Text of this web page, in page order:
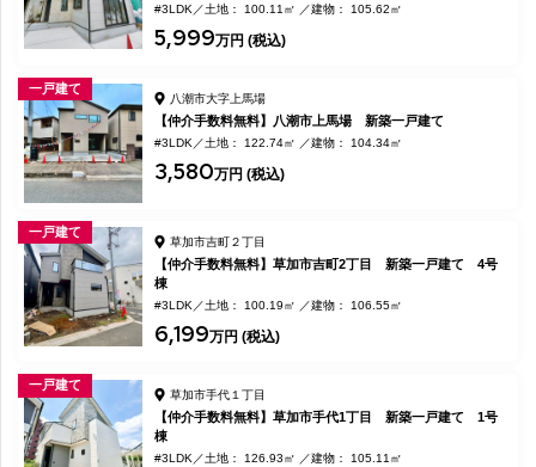
#3LDK 土地： 100.11㎡ 建物： 105.62㎡
5,999万円 (税込)
一戸建て
八潮市大字上馬場
【仲介手数料無料】八潮市上馬場 新築一戸建て
#3LDK 土地： 122.74㎡ 建物： 104.34㎡
3,580万円 (税込)
一戸建て
草加市吉町２丁目
【仲介手数料無料】草加市吉町2丁目 新築一戸建て 4号
棟
#3LDK 土地： 100.19㎡ 建物： 106.55㎡
6,199万円 (税込)
一戸建て
草加市手代１丁目
【仲介手数料無料】草加市手代1丁目 新築一戸建て 1号
棟
#3LDK 土地： 126.93㎡ 建物： 105.11㎡